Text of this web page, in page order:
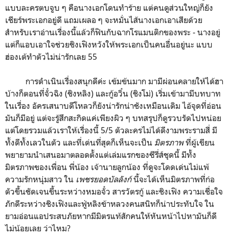
แบบละครตบจูบ ๆ คือนางเอกโดนทำร้าย แต่คนดูส่วนใหญ่ก็ยัง
เชียร์พระเอกอยู่ดี แถมเผลอ ๆ จะหมั่นไส้นางเอกเอาเสียด้วย
สำหรับเราอ่านเรื่องนี้แล้วก็ฟินกับฉากโรแมนติกของพระ - นางอยู่
แต่ก็แอบเอาใจช่วยชิงเฟิงหวังให้พระเอกเป็นคนอื่นอยู่นะ แบบ
ฮ่องเต้ทำตัวไม่น่ารักเลย 55
การดำเนินเรื่องสนุกดีค่ะ เข้มข้นมาก มามีผ่อนคลายให้ได้ฮา
บ้างก็ตอนที่จั๋วฉิง (ชิงหลิง) และกู้อวิ๋น (ชิงโม่) เริ่มเข้ามามีบทบาท
ในเรื่อง อัครเสนาบดีโหลวก็ยังน่ารักน่าชังเหมือนเดิม ไอ้จุดที่อ่อน
มันก็มีอยู่ แต่จะรู้สึกสะกิดแค่เพียงผิว ๆ บทสรุปก็ดูรวบรัดไปหน่อย
แต่โดยรวมแล้วเราให้เรื่องนี้ 5/5 ตัวละครไม่ได้ดีงามพระรามสี่ มี
ทั้งดีทั้งเลวในตัว และที่เด่นที่สุดก็เห็นจะเป็น มิตรภาพที่ผู้เขียน
พยายามนำเสนอมาตลอดตั้งแต่เล่มแรกของซีรี่ส์ชุดนี้ มีทั้ง
มิตรภาพของเพื่อน พี่น้อง เจ้านายลูกน้อง ที่ดูจะโดดเด่นไม่แพ้
ความรักหนุ่มสาว ใน เพชรยอดบัลลังก์นี้จะได้เห็นมิตรภาพที่ก่อ
ตัวขึ้นชัดเจนขึ้นระหว่างหมอจั๋ว สารวัตรกู้ และชิงเฟิง ความเชื่อใจ
ภักดีระหว่างชิงเฟิงและฟู่หลิงข้าหลวงคนสนิทก็น่าประทับใจ ใน
ยามอ่อนแอประสบภัยหากมีมิตรแท้สักคนให้หันหน้าไปหามันก็ดี
ไม่น้อยเลย ว่าไหม?